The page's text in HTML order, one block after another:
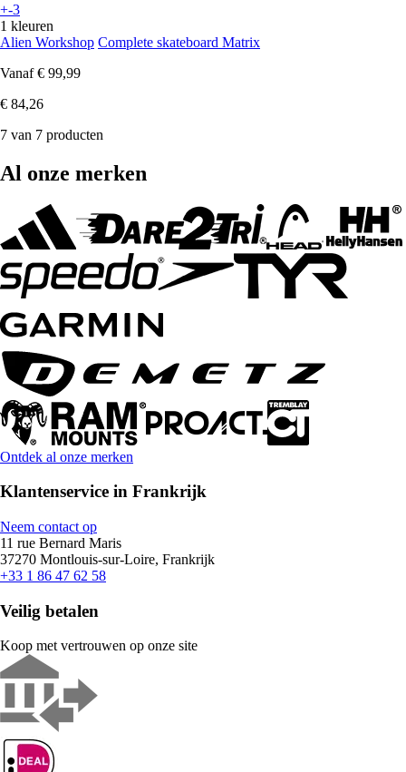
+-3
1 kleuren
Alien Workshop Complete skateboard Matrix
Vanaf € 99,99
€ 84,26
7 van 7 producten
Al onze merken
Ontdek al onze merken
Klantenservice in Frankrijk
Neem contact op
11 rue Bernard Maris
37270 Montlouis-sur-Loire, Frankrijk
+33 1 86 47 62 58
Veilig betalen
Koop met vertrouwen op onze site